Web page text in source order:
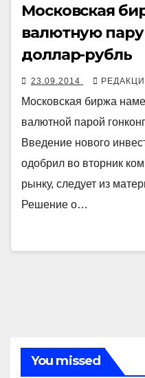
Московская
валютную
доллар-рубль
23.09.2014
Московская биржа
валютной парой
Введение нового
одобрил во вторник
рынку, следует из
Решение о…
You missed